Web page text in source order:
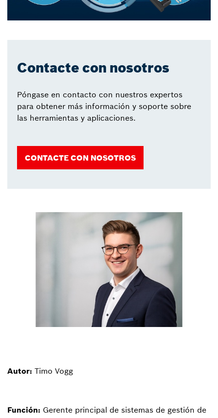
Contacte con nosotros
Póngase en contacto con nuestros expertos
para obtener más información y soporte sobre
las herramientas y aplicaciones.
CONTACTE CON NOSOTROS
Autor: Timo Vogg
Función: Gerente principal de sistemas de gestión de